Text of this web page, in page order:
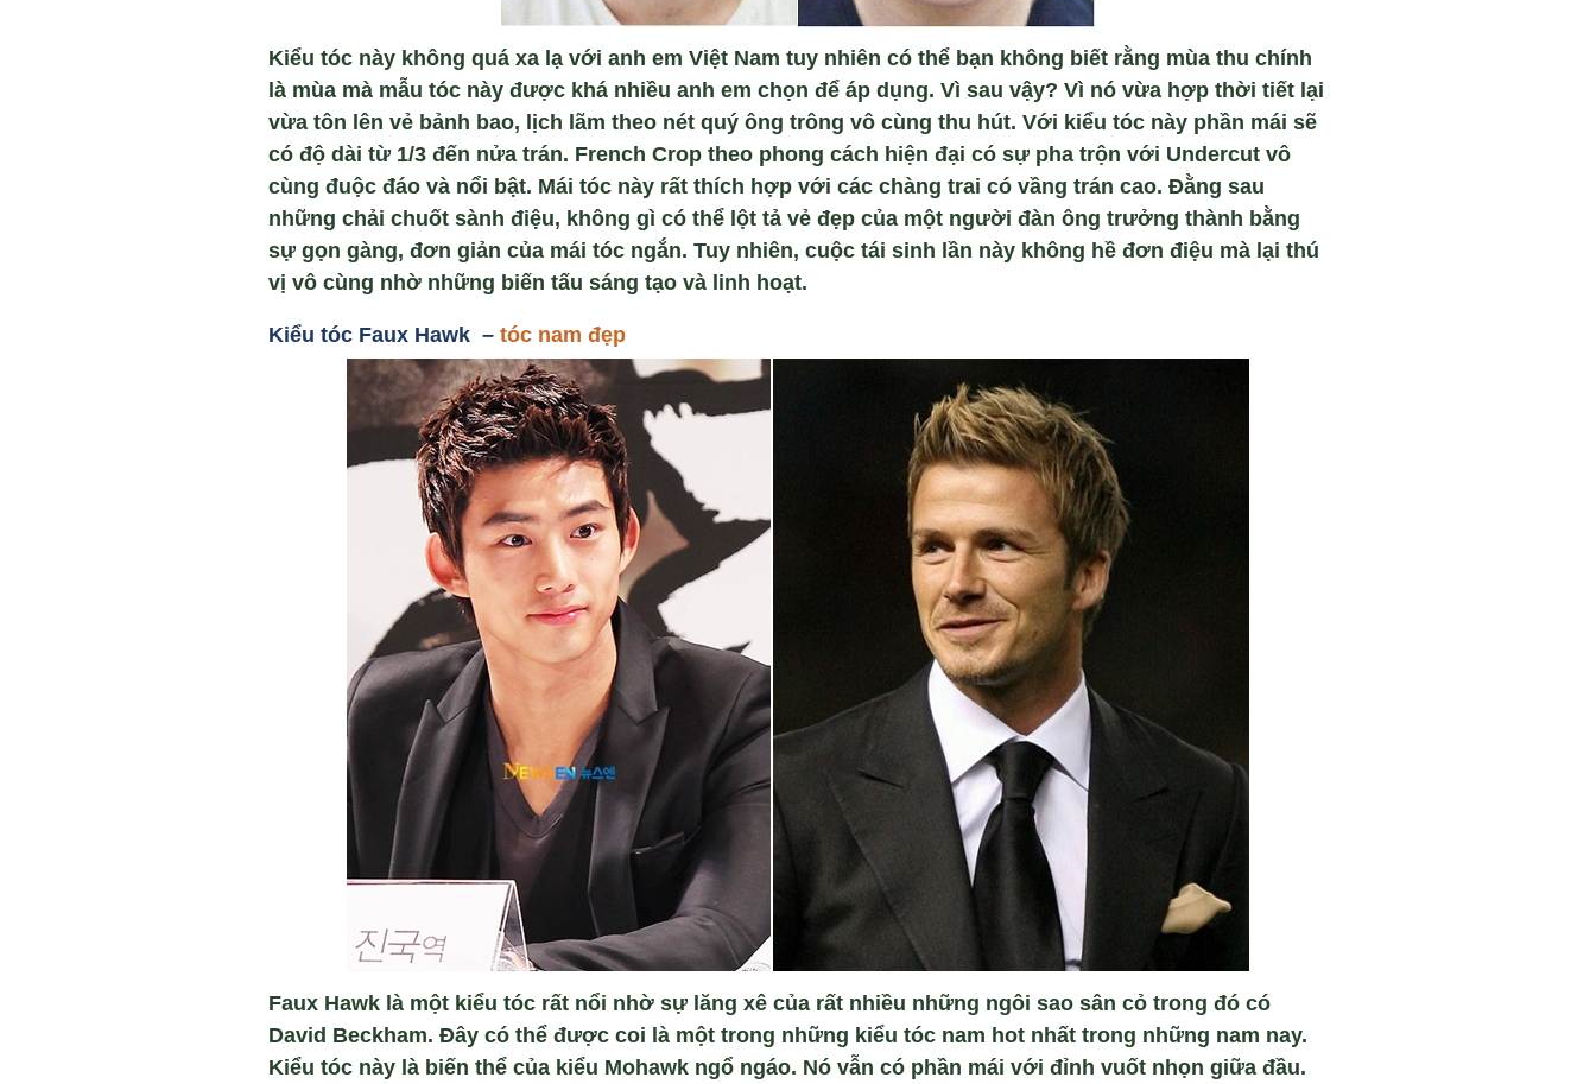
Kiểu tóc này không quá xa lạ với anh em Việt Nam tuy nhiên có thể bạn không biết rằng mùa thu chính
là mùa mà mẫu tóc này được khá nhiều anh em chọn để áp dụng. Vì sau vậy? Vì nó vừa hợp thời tiết lại
vừa tôn lên vẻ bảnh bao, lịch lãm theo nét quý ông trông vô cùng thu hút. Với kiểu tóc này phần mái sẽ
có độ dài từ 1/3 đến nửa trán. French Crop theo phong cách hiện đại có sự pha trộn với Undercut vô
cùng đuộc đáo và nổi bật. Mái tóc này rất thích hợp với các chàng trai có vầng trán cao. Đằng sau
những chải chuốt sành điệu, không gì có thể lột tả vẻ đẹp của một người đàn ông trưởng thành bằng
sự gọn gàng, đơn giản của mái tóc ngắn. Tuy nhiên, cuộc tái sinh lần này không hề đơn điệu mà lại thú
vị vô cùng nhờ những biến tấu sáng tạo và linh hoạt.
Kiểu tóc Faux Hawk – tóc nam đẹp
Faux Hawk là một kiểu tóc rất nổi nhờ sự lăng xê của rất nhiều những ngôi sao sân cỏ trong đó có
David Beckham. Đây có thể được coi là một trong những kiểu tóc nam hot nhất trong những nam nay.
Kiểu tóc này là biến thể của kiểu Mohawk ngổ ngáo. Nó vẫn có phần mái với đỉnh vuốt nhọn giữa đầu.